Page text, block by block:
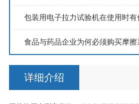
包装用电子拉力试验机在使用时
食品与药品企业为何必须购买摩擦
详细介绍